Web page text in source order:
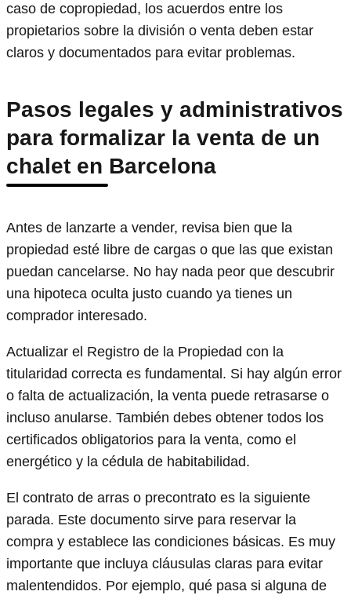
caso de copropiedad, los acuerdos entre los
propietarios sobre la división o venta deben estar
claros y documentados para evitar problemas.
Pasos legales y administrativos
para formalizar la venta de un
chalet en Barcelona
Antes de lanzarte a vender, revisa bien que la
propiedad esté libre de cargas o que las que existan
puedan cancelarse. No hay nada peor que descubrir
una hipoteca oculta justo cuando ya tienes un
comprador interesado.
Actualizar el Registro de la Propiedad con la
titularidad correcta es fundamental. Si hay algún error
o falta de actualización, la venta puede retrasarse o
incluso anularse. También debes obtener todos los
certificados obligatorios para la venta, como el
energético y la cédula de habitabilidad.
El contrato de arras o precontrato es la siguiente
parada. Este documento sirve para reservar la
compra y establece las condiciones básicas. Es muy
importante que incluya cláusulas claras para evitar
malentendidos. Por ejemplo, qué pasa si alguna de